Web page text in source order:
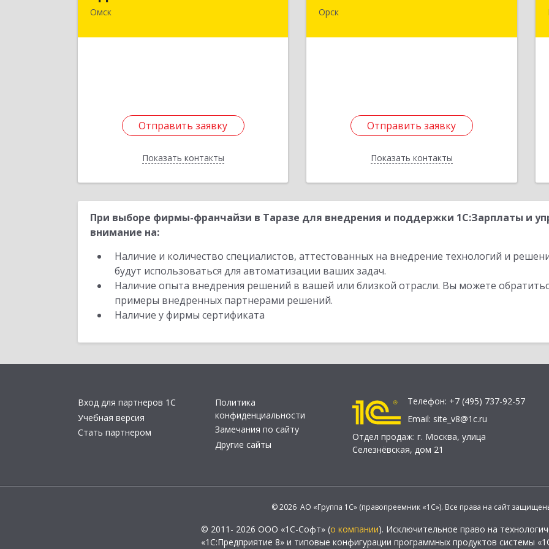
Омск
Отправить заявку
Показать контакты
646740, Омская обл, Полтавский р-н,
Отправить заявку
Назад
Орск
Отправить заявку
Показать контакты
Отправить заявку
Назад
При выборе фирмы-франчайзи в Таразе для внедрения и поддержки 1С:Зарплаты и
внимание на:
Наличие и количество специалистов, аттестованных на внедрение технологий и
будут использоваться для автоматизации ваших задач.
Наличие опыта внедрения решений в вашей или близкой отрасли. Вы можете
примеры внедренных партнерами решений.
Наличие у фирмы сертификата
Вход для партнеров 1С
Учебная версия
Стать партнером
Политика
конфиденциальности
Замечания по сайту
Другие сайты
Телефон: +7 (495) 737-92-57
Email: site_v8@1c.ru
Отдел продаж: г. Москва, улица
Селезнёвская, дом 21
© 2026 АО «Группа 1С» (правопреемник «1С»). Все права на сайт
© 2011- 2026 ООО «1С-Софт» (о компании). Исключительное право на
«1С:Предприятие 8» и типовые конфигурации программных продуктов системы